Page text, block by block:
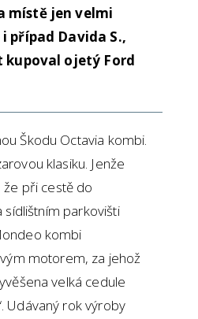
místě jen velmi
případ Davida S.,
kupoval ojetý Ford
Škodu Octavia kombi.
klasiku. Jenže
že při cestě do
sídlištním parkovišti
kombi
motorem, za jehož
velká cedule
Udávaný rok výroby